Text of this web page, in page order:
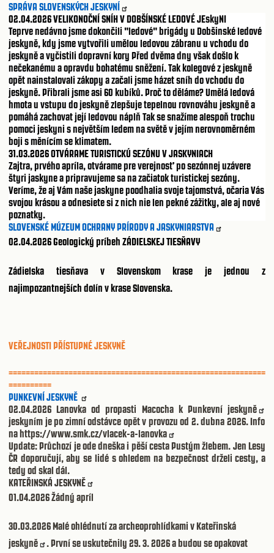
SPRÁVA SLOVENSKÝCH JESKYNÍ
02.04.2026VELIKONOČNÍ SNÍH V DOBŠÍNSKÉ LEDOVÉ JEskyNI
Teprve nedávno jsme dokončili "ledové" brigády u Dobšinské ledové
jeskyně, kdy jsme vytvořili umělou ledovou zábranu u vchodu do
jeskyně a vyčistili dopravní kory Před dvěma dny však došlo k
nečekanému a opravdu bohatému sněžení. Tak kolegové z jeskyně
opět nainstalovali zákopy a začali jsme házet sníh do vchodu do
jeskyně. Přibrali jsme asi 60 kubíků. Proč to děláme? Umělá ledová
hmota u vstupu do jeskyně zlepšuje tepelnou rovnováhu jeskyně a
pomáhá zachovat její ledovou náplň Tak se snažíme alespoň trochu
pomoci jeskyni s největším ledem na světě v jejím nerovnoměrném
boji s měnícím se klimatem.
31.03.2026OTVÁRAME TURISTICKÚ SEZÓNU V JASKYNIACH
Zajtra, prvého apríla, otvárame pre verejnosť po sezónnej uzávere
štyri jaskyne a pripravujeme sa na začiatok turistickej sezóny.
Veríme, že aj Vám naše jaskyne poodhalia svoje tajomstvá, očaria Vás
svojou krásou a odnesiete si z nich nie len pekné zážitky, ale aj nové
poznatky.
SLOVENSKÉ MÚZEUM OCHRANY PRÍRODY A JASKYNIARSTVA
02.04.2026 Geologický príbeh ZÁDIELSKEJ TIESŇAVY
Zádielska tiesňava v Slovenskom krase je jednou z
najimpozantnejších dolín v krase Slovenska.
VEŘEJNOSTI PŘÍSTUPNÉ JESKYNĚ
============================================================
==========
PUNKEVNÍ JESKYNĚ
02.04.2026Lanovka od propasti Macocha k Punkevní jeskyně
jeskyním je po zimní odstávce opět v provozu od 2. dubna 2026. Info
nahttps://www.smk.cz/vlacek-a-lanovka
Update: Průchozí je ode dneška i pěší cesta Pustým žlebem. Jen Lesy
ČR doporučují, aby se lidé s ohledem na bezpečnost drželi cesty, a
tedy od skal dál.
KATEŘINSKÁ JESKYNĚ
01.04.2026Žádný apríl
30.03.2026Malé ohlédnutí za archeoprohlídkami vKateřinská
jeskyně
. První se uskutečnily 29. 3. 2026 a budou se opakovat